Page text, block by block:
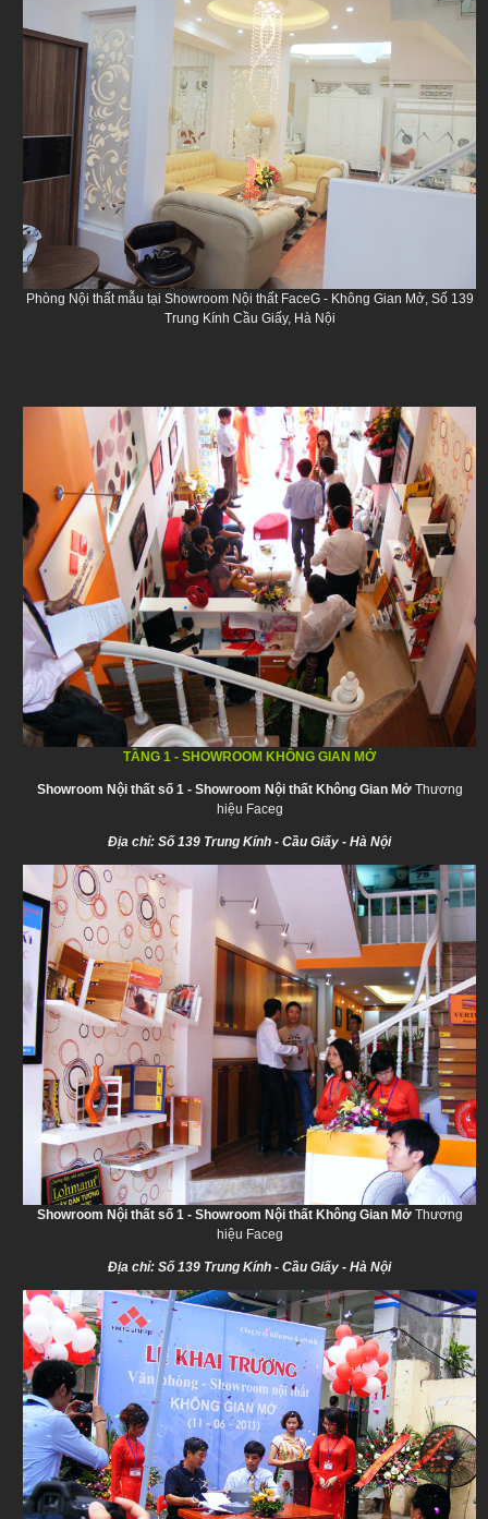
Phòng Nội thất mẫu tại Showroom Nội thất FaceG - Không Gian Mở, Số 139
Trung Kính Cầu Giấy, Hà Nội
TẦNG 1 - SHOWROOM KHÔNG GIAN MỞ
Showroom Nội thất số 1 - Showroom Nội thất Không Gian MởThương
hiệu Faceg
Địa chỉ: Số 139 Trung Kính - Cầu Giấy - Hà Nội
Showroom Nội thất số 1 - Showroom Nội thất Không Gian MởThương
hiệu Faceg
Địa chỉ: Số 139 Trung Kính - Cầu Giấy - Hà Nội